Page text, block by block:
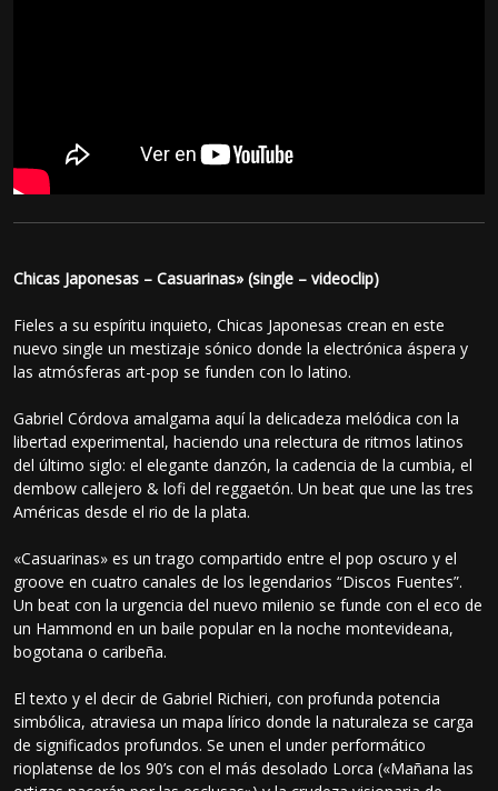
Chicas Japonesas – Casuarinas» (single – videoclip)
Fieles a su espíritu inquieto, Chicas Japonesas crean en este
nuevo single un mestizaje sónico donde la electrónica áspera y
las atmósferas art-pop se funden con lo latino.
Gabriel Córdova amalgama aquí la delicadeza melódica con la
libertad experimental, haciendo una relectura de ritmos latinos
del último siglo: el elegante danzón, la cadencia de la cumbia, el
dembow callejero & lofi del reggaetón. Un beat que une las tres
Américas desde el rio de la plata.
«Casuarinas» es un trago compartido entre el pop oscuro y el
groove en cuatro canales de los legendarios “Discos Fuentes”.
Un beat con la urgencia del nuevo milenio se funde con el eco de
un Hammond en un baile popular en la noche montevideana,
bogotana o caribeña.
El texto y el decir de Gabriel Richieri, con profunda potencia
simbólica, atraviesa un mapa lírico donde la naturaleza se carga
de significados profundos. Se unen el under performático
rioplatense de los 90’s con el más desolado Lorca («Mañana las